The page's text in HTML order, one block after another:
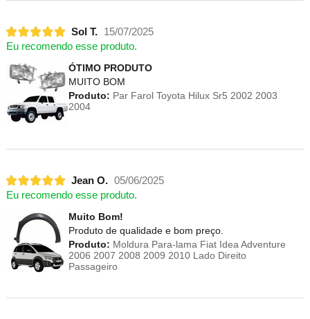
Sol T.
15/07/2025
Eu recomendo esse produto.
ÓTIMO PRODUTO
MUITO BOM
Produto: Par Farol Toyota Hilux Sr5 2002 2003
2004
Jean O. 05/06/2025
Eu recomendo esse produto.
Muito Bom!
Produto de qualidade e bom preço.
Produto: Moldura Para-lama Fiat Idea Adventure
2006 2007 2008 2009 2010 Lado Direito
Passageiro